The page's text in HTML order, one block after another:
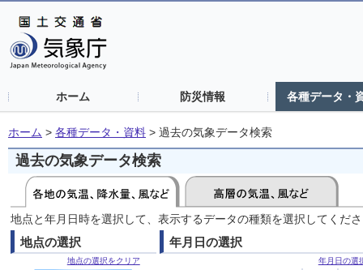
ホーム 防災情報 各種データ・
ホーム > 各種データ・資料 > 過去の気象データ検索
過去の気象データ検索
地点と年月日時を選択して、表示するデータの種類を選択してくだ
地点の選択
地点の選択をクリア
年月日の選択
年月日の選